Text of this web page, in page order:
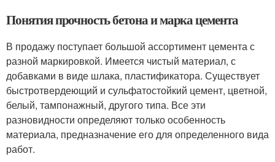
Понятия прочность бетона и марка цемента
В продажу поступает большой ассортимент цемента с
разной маркировкой. Имеется чистый материал, с
добавками в виде шлака, пластификатора. Существует
быстротвердеющий и сульфатостойкий цемент, цветной,
белый, тампонажный, другого типа. Все эти
разновидности определяют только особенность
материала, предназначение его для определенного вида
работ.